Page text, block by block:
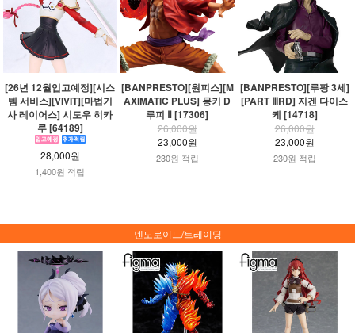
[26년 12월입고예정][시스
템 서비스][VIVIT][마법기
사 레이어스] 시도우 히카
루 [64189]
28,000원
1,400원 적립
[BANPRESTO][원피스][M
AXIMATIC PLUS] 몽키 D
루피 Ⅱ [17306]
26,000원
23,000원
230원 적립
[BANPRESTO][루팡 3세]
[PART ⅢRD] 지겐 다이스
케 [14718]
26,000원
23,000원
230원 적립
넨도로이드/트레이딩